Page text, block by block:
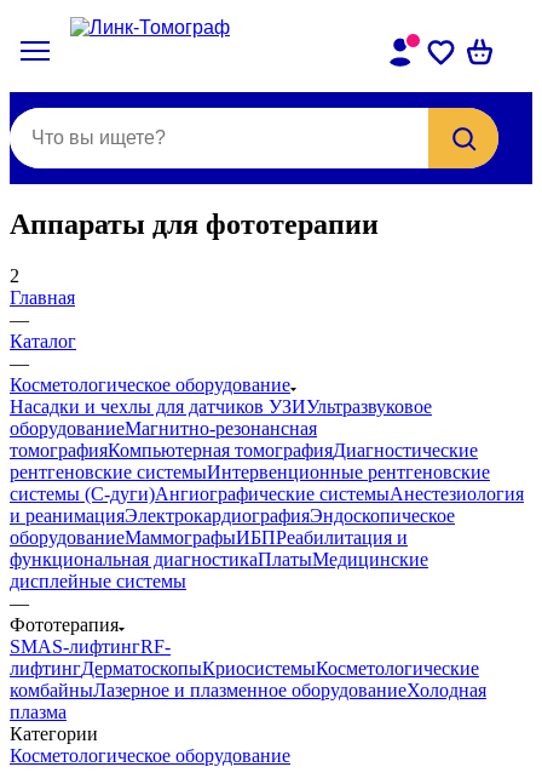
Аппараты для фототерапии
2
Главная
—
Каталог
—
Косметологическое оборудование
Насадки и чехлы для датчиков УЗИУльтразвуковое
оборудованиеМагнитно-резонансная
томографияКомпьютерная томографияДиагностические
рентгеновские системыИнтервенционные рентгеновские
системы (С-дуги)Ангиографические системыАнестезиология
и реанимацияЭлектрокардиографияЭндоскопическое
оборудованиеМаммографыИБПРеабилитация и
функциональная диагностикаПлатыМедицинские
дисплейные системы
—
Фототерапия
SMAS-лифтингRF-
лифтингДерматоскопыКриосистемыКосметологические
комбайныЛазерное и плазменное оборудованиеХолодная
плазма
Категории
Косметологическое оборудование